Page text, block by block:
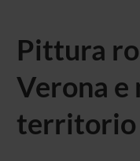
Pittura
Verona e
territorio